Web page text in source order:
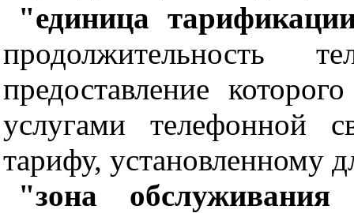
"единица
продолжительность
предоставление
услугами телефонной
тарифу, установленному
"зона